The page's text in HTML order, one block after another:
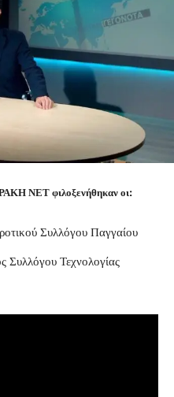
ΝΕΤ φιλοξενήθηκαν οι:
Συλλόγου Παγγαίου
Συλλόγου Τεχνολογίας